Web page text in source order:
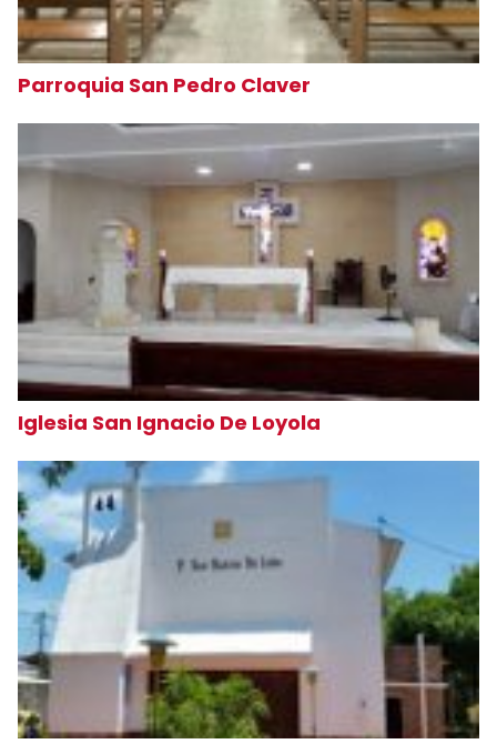
Parroquia San Pedro Claver
Iglesia San Ignacio De Loyola